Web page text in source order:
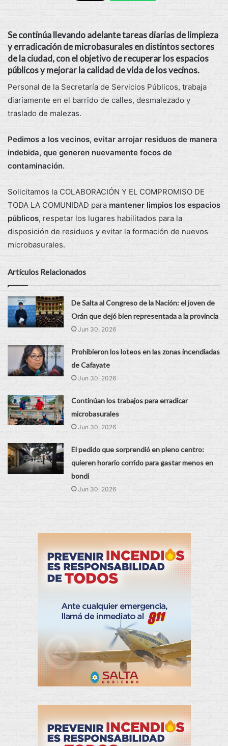
Se continúa llevando adelantetareas diarias de limpieza
y erradicación de microbasuralesen distintos sectores
de la ciudad, con el objetivo de recuperar los espacios
públicos y mejorar la calidad de vida de los vecinos.
Personal de la Secretaría de Servicios Públicos, trabaja
diariamente en el barrido de calles, desmalezado y
traslado de malezas.
Pedimos a los vecinos, evitar arrojar residuos de manera
indebida, que generen nuevamente focos de
contaminación.
Solicitamos la COLABORACIÓN Y EL COMPROMISO DE
TODA LA COMUNIDAD para mantener limpios los espacios
públicos, respetar los lugares habilitados para la
disposición de residuos y evitar la formación de nuevos
microbasurales.
Artículos Relacionados
De Salta al Congreso de la Nación: el joven de
Orán que dejó bien representada a la provincia
Jun 30, 2026
Prohibieron los loteos en las zonas incendiadas
de Cafayate
Jun 30, 2026
Continúan los trabajos para erradicar
microbasurales
Jun 30, 2026
El pedido que sorprendió en pleno centro:
quieren horario corrido para gastar menos en
bondi
Jun 30, 2026